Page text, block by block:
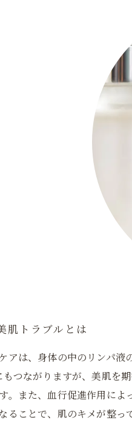
肌トラブルとは
アは、身体の中のリンパ
つながりますが、美肌を
。また、血行促進作用に
ることで、肌のキメが整